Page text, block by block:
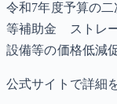
令和7年度予算の
等補助金 ストレ
設備等の価格低減
公式サイトで詳細